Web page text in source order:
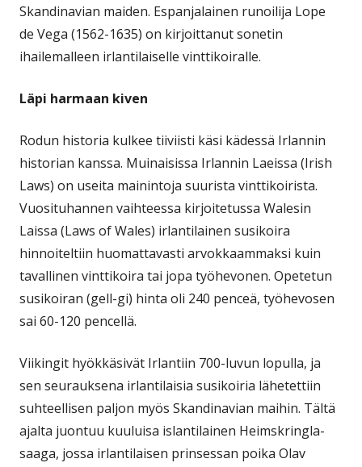
Skandinavian maiden. Espanjalainen runoilija Lope
de Vega (1562-1635) on kirjoittanut sonetin
ihailemalleen irlantilaiselle vinttikoiralle.
Läpi harmaan kiven
Rodun historia kulkee tiiviisti käsi kädessä Irlannin
historian kanssa. Muinaisissa Irlannin Laeissa (Irish
Laws) on useita mainintoja suurista vinttikoirista.
Vuosituhannen vaihteessa kirjoitetussa Walesin
Laissa (Laws of Wales) irlantilainen susikoira
hinnoiteltiin huomattavasti arvokkaammaksi kuin
tavallinen vinttikoira tai jopa työhevonen. Opetetun
susikoiran (gell-gi) hinta oli 240 penceä, työhevosen
sai 60-120 pencellä.
Viikingit hyökkäsivät Irlantiin 700-luvun lopulla, ja
sen seurauksena irlantilaisia susikoiria lähetettiin
suhteellisen paljon myös Skandinavian maihin. Tältä
ajalta juontuu kuuluisa islantilainen Heimskringla-
saaga, jossa irlantilaisen prinsessan poika Olav